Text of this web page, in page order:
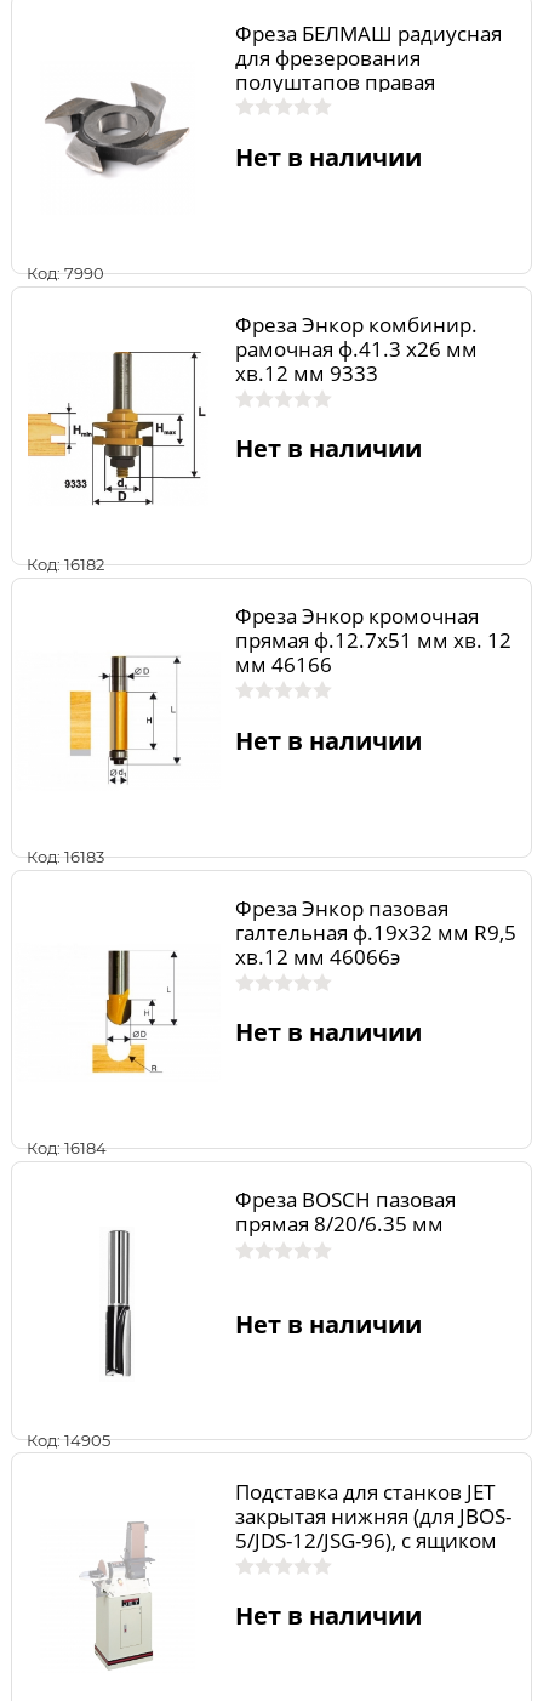
Код: 7990
Фреза БЕЛМАШ радиусная
для фрезерования
полуштапов правая
125х32х9 мм RF0028AVKR
Нет в наличии
Код: 16182
Фреза Энкор комбинир.
рамочная ф.41.3 х26 мм
хв.12 мм 9333
Нет в наличии
Код: 16183
Фреза Энкор кромочная
прямая ф.12.7х51 мм хв. 12
мм 46166
Нет в наличии
Код: 16184
Фреза Энкор пазовая
галтельная ф.19х32 мм R9,5
хв.12 мм 46066э
Нет в наличии
Код: 14905
Фреза BOSCH пазовая
прямая 8/20/6.35 мм
Нет в наличии
Подставка для станков JET
закрытая нижняя (для JBOS-
5/JDS-12/JSG-96), с ящиком
для инструментов 708597
Нет в наличии